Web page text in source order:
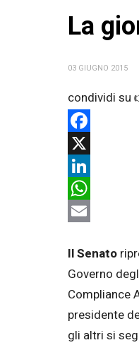
La
03 GIUGNO 2015
Facebook
X
LinkedIn
WhatsApp
Il Senato
Governo
Compliance
presidente
gli altri si